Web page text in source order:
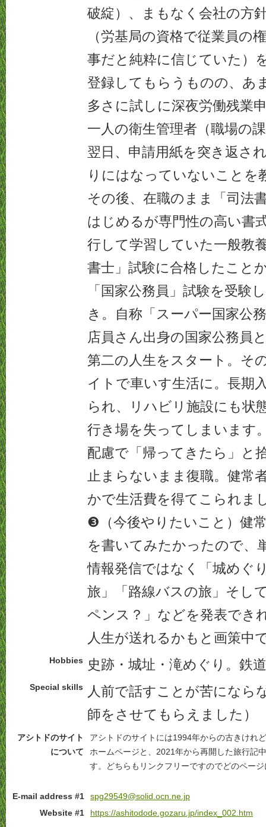
破綻）、まもなく会社の方
（労基局の資格で従業員の
事だと純粋に信じていた）
登録してもらうものの、あ
多さに試しに深夜労働残業
一人の衛生管理者（職場の
翌日、申請用紙を突き返さ
りにはなっていないことを
その後、在職のまま「司法
はじめるが専門性の高い書
行して学習していた一般教
書士」試験に合格したこと
「国家公務員」試験を受験
き。自称「スーパー国家公
店員さん出身の国家公務員
第二の人生をスタート。そ
イトで車いす生活に。長期
られ、リハビリ施設にも
行き場を失ってしまいます
配慮で「帰ってきたら」と
止まらないまま復職。健常
かで生活費を得てこられま
❸（今後やりたいこと）健
を書いてみたかったので、
情報発信ではなく「城めぐ
旅」「路線バスの旅」そし
ペンス？」などを発表でき
人生が送れるかもと画策中
Hobbies 史跡・城址・滝めぐり。鉄
Special skills
人前で話すことが苦になら
師をさせてもらえました
アシトドのサイト
について
アシトドのサイトには1994年からの古きけれ
ホームページと、2021年から再開した旅行記
す。どちらもリンクフリーですのでどのペー
E-mail address #1
spg29549@solid.ocn.ne.jp
Website #1
https://ashitodode.gozaru.jp/index_002.htm